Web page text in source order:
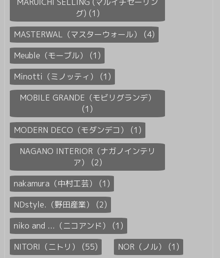
グ) (1)
MASTERWAL（マスターウォール） (4)
Meuble（モーブル） (1)
Minotti（ミノッティ） (1)
MOBILE GRANDE（モビリグランデ）
(1)
MODERN DECO（モダンデコ） (1)
NAGANO INTERIOR（ナガノインテリ
ア） (2)
nakamura（中村工芸） (1)
NDstyle.（野田産業） (2)
niko and ...（ニコアンド） (1)
NITORI（ニトリ） (55)
NOR（ノル） (1)